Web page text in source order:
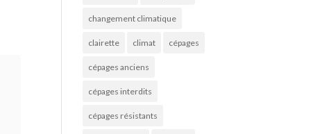
changement climatique
clairette climat cépages
cépages anciens
cépages interdits
cépages résistants